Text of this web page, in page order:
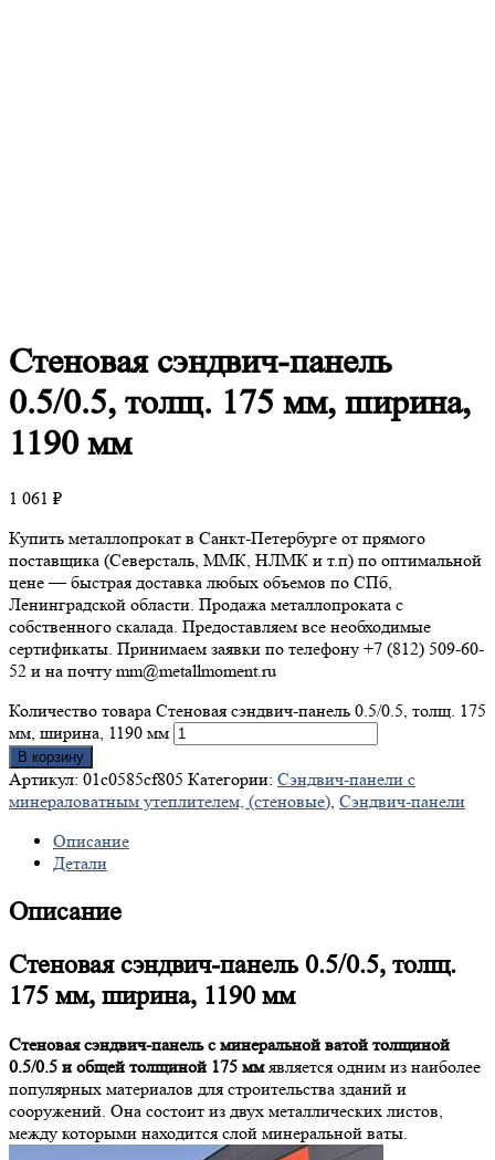
Стеноваясэндвич-панель
0.5/0.5, толщ. 175 мм, ширина,
1190 мм
1 061 ₽
Купить металлопрокат в Санкт-Петербурге от прямого
поставщика (Северсталь, ММК, НЛМК и т.п) по оптимальной
цене — быстрая доставка любых объемов по СПб,
Ленинградской области. Продажа металлопроката с
собственного скалада. Предоставляем все необходимые
сертификаты. Принимаем заявки по телефону +7 (812) 509-60-
52 и на почту mm@metallmoment.ru
Количество товара Стеновая сэндвич-панель 0.5/0.5, толщ. 175
мм, ширина, 1190 мм
В корзину
Артикул: 01c0585cf805 Категории: Сэндвич-панели с
минераловатным утеплителем, (стеновые), Сэндвич-панели
Описание
Детали
Описание
Стеновая сэндвич-панель 0.5/0.5, толщ.
175 мм, ширина, 1190 мм
Стеновая сэндвич-панель с минеральной ватой толщиной
0.5/0.5 и общей толщиной 175 ммявляется одним из наиболее
популярных материалов для строительства зданий и
сооружений. Она состоит из двух металлических листов,
между которыми находится слой минеральной ваты.